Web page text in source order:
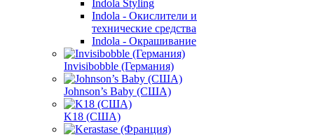
Indola Styling
Indola - Окислители и
технические средства
Indola - Окрашивание
Invisibobble (Германия)
Johnson’s Baby (США)
K18 (США)